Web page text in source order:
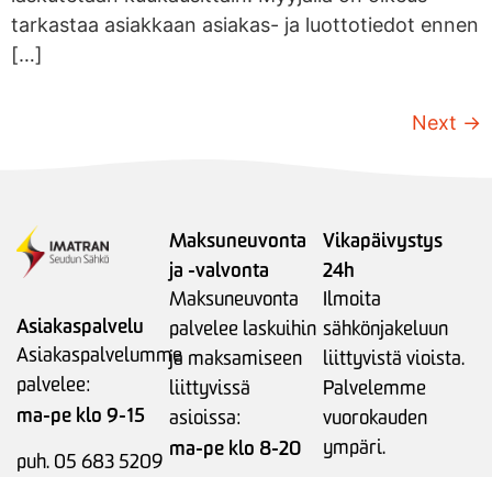
tarkastaa asiakkaan asiakas- ja luottotiedot ennen
[…]
Next →
Asiakaspalvelu
Asiakaspalvelumme
palvelee:
ma-pe klo 9-15
puh. 05 683 5209
Maksuneuvonta
ja -valvonta
Maksuneuvonta
palvelee laskuihin
ja maksamiseen
liittyvissä
asioissa:
ma-pe klo 8-20
Vikapäivystys
24h
Ilmoita
sähkönjakeluun
liittyvistä vioista.
Palvelemme
vuorokauden
ympäri.